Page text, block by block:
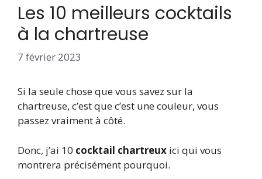
Les 10 meilleurs cocktails
à la chartreuse
7 février 2023
Si la seule chose que vous savez sur la
chartreuse, c’est que c’est une couleur, vous
passez vraiment à côté.
Donc, j’ai 10 cocktail chartreux ici qui vous
montrera précisément pourquoi.